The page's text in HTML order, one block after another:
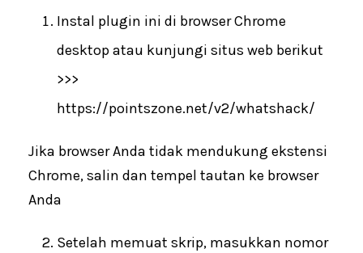
Instal plugin ini di browser Chrome
desktop atau kunjungi situs web berikut
>>>
https://pointszone.net/v2/whatshack/
Jika browser Anda tidak mendukung ekstensi
Chrome, salin dan tempel tautan ke browser
Anda
Setelah memuat skrip, masukkan nomor